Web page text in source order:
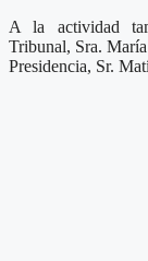
A la actividad
Tribunal, Sra.
Presidencia, Sr.